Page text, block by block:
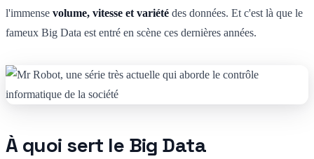
l'immense volume, vitesse et variété des données. Et c'est là que le
fameux Big Data est entré en scène ces dernières années.
À quoi sert le Big Data